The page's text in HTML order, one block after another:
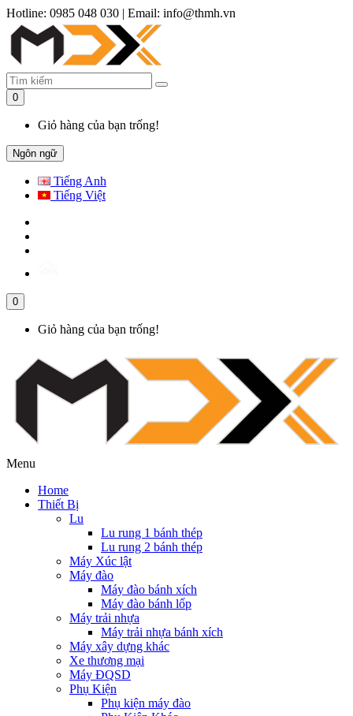
Hotline: 0985 048 030 | Email: info@thmh.vn
0
Giỏ hàng của bạn trống!
Ngôn ngữ
Tiếng Anh
Tiếng Việt
0
Giỏ hàng của bạn trống!
Menu
Home
Thiết Bị
Lu
Lu rung 1 bánh thép
Lu rung 2 bánh thép
Máy Xúc lật
Máy đào
Máy đào bánh xích
Máy đào bánh lốp
Máy trải nhựa
Máy trải nhựa bánh xích
Máy xây dựng khác
Xe thương mại
Máy ĐQSD
Phụ Kiện
Phụ kiện máy đào